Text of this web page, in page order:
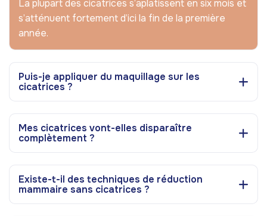
La plupart des cicatrices s’aplatissent en six mois et
s’atténuent fortement d’ici la fin de la première
année.
Puis-je appliquer du maquillage sur les
cicatrices ?
Mes cicatrices vont-elles disparaître
complètement ?
Existe-t-il des techniques de réduction
mammaire sans cicatrices ?